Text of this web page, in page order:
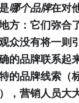
哪个品牌在对
方：它们弥合
众没有将一则
的品牌联系起
的品牌线索（
，营销人员大